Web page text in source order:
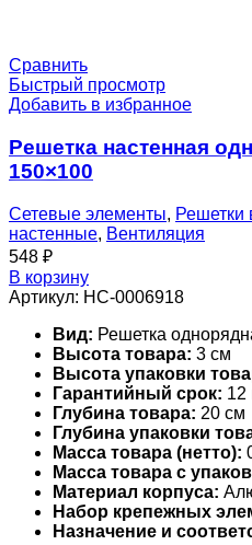
Сравнить
Быстрый просмотр
Добавить в избранное
Решетка настенная
150×100
Сетевые элементы, Решетки
настенные, Вентиляция
548 ₽
В корзину
Артикул: НС-0006918
Вид: Решетка
Высота товара: 3 см
Высота упаковки
Гарантийный срок: 12
Глубина товара: 20 см
Глубина упаковки
Масса товара (нетто):
Масса товара с
Материал корпуса:
Набор крепежных
Назначение и